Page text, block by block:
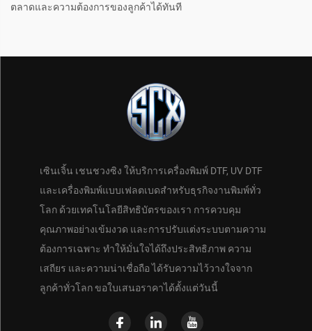
ตลาดและความต้องการของลูกค้าได้ทันที
เซินเจิ้น เชนชวงซิง ให้บริการเครื่องพิมพ์ DTF, UV DTF
และเครื่องพิมพ์แบบเฟลตเบดสำหรับธุรกิจงานพิมพ์ทั่ว
โลก ด้วยเทคโนโลยีสิทธิบัตรของเรา การควบคุม
คุณภาพอย่างเข้มงวด และการปรับแต่งระบบตามความ
ต้องการเฉพาะ ทำให้มั่นใจได้ถึงประสิทธิภาพ ความ
เสถียร และความน่าเชื่อถือ ได้รับความไว้วางใจจาก
ลูกค้าทั่วโลก ขอใบเสนอราคาได้ตั้งแต่วันนี้